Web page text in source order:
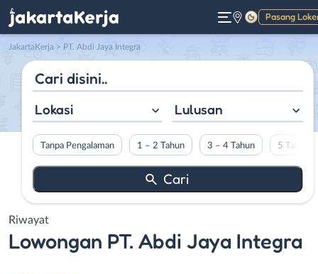
Pasang
Gelap
JakartaKerja > PT. Abdi Jaya Integra
Lokasi Lulusan
Tanpa Pengalaman 1 – 2 Tahun 3 – 4 Tahun 5 Tahun
Riwayat
Lowongan PT. Abdi Jaya Integra